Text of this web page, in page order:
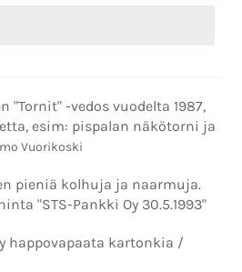
"Tornit" -vedos vuodelta 1987,
esim: pispalan näkötorni ja
Vuorikoski
pieniä kolhuja ja naarmuja.
"STS-Pankki Oy 30.5.1993"
happovapaata kartonkia /